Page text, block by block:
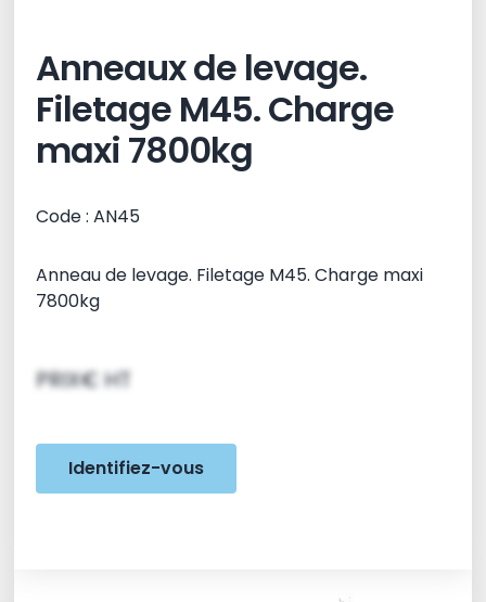
Anneaux de levage.
Filetage M45. Charge
maxi 7800kg
Code : AN45
Anneau de levage. Filetage M45. Charge maxi
7800kg
PRIX€ HT
Identifiez-vous